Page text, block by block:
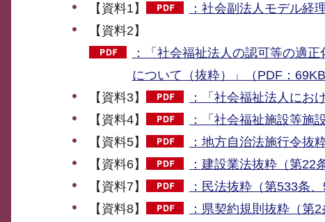
【資料1】
：社会副法人モデル経
【資料2】
：「社会福祉法人の認可等の適
について（抜粋）」（PDF：69KB
【資料3】
：「社会福祉法人にお
【資料4】
：「社会福祉施設等施
【資料5】
：地方自治法施行令抜
【資料6】
：建設業法抜粋（第22
【資料7】
：民法抜粋（第533条
【資料8】
：県契約規則抜粋（第